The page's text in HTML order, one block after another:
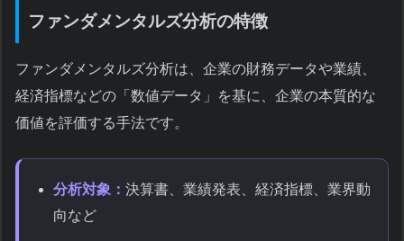
ファンダメンタルズ分析の特徴
ファンダメンタルズ分析は、企業の財務データや業績、
経済指標などの「数値データ」を基に、企業の本質的な
価値を評価する手法です。
分析対象： 決算書、業績発表、経済指標、業界動
向など